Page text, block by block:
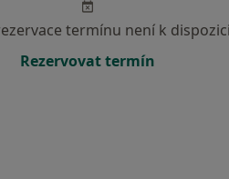
termínu není k dispozici
Rezervovat termín